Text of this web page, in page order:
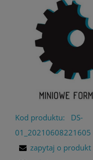
Kod produktu:
DS-
01_20210608221605
zapytaj o produkt